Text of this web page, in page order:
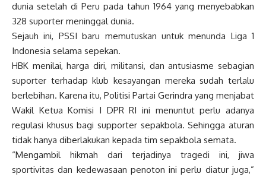
dunia setelah di Peru pada tahun 1964 yang menyebabkan
328 suporter meninggal dunia.
Sejauh ini, PSSI baru memutuskan untuk menunda Liga 1
Indonesia selama sepekan.
HBK menilai, harga diri, militansi, dan antusiasme sebagian
suporter terhadap klub kesayangan mereka sudah terlalu
berlebihan. Karena itu, Politisi Partai Gerindra yang menjabat
Wakil Ketua Komisi I DPR RI ini menuntut perlu adanya
regulasi khusus bagi supporter sepakbola. Sehingga aturan
tidak hanya diberlakukan kepada tim sepakbola semata.
“Mengambil hikmah dari terjadinya tragedi ini, jiwa
sportivitas dan kedewasaan penoton ini perlu diatur juga,”